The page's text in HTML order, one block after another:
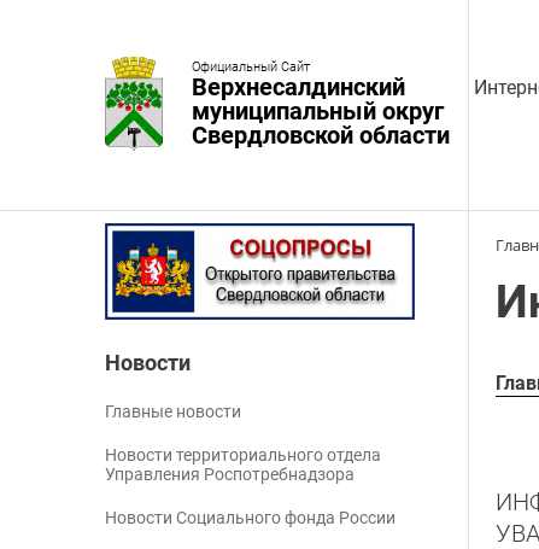
Официальный Сайт
Верхнесалдинский
муниципальный округ
Свердловской области
Новости
Главные новости
Новости территориального отдела
Управления Роспотребнадзора
Новости Социального фонда России